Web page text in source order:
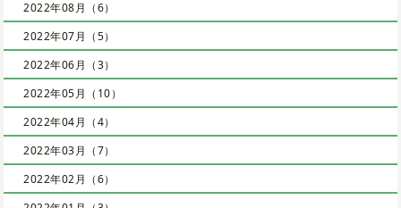
2022年08月（6）
2022年07月（5）
2022年06月（3）
2022年05月（10）
2022年04月（4）
2022年03月（7）
2022年02月（6）